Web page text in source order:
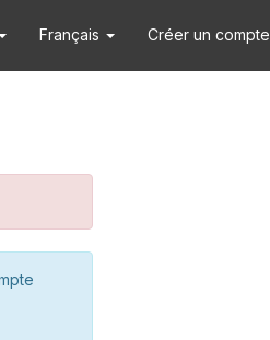
Français Créer un compte